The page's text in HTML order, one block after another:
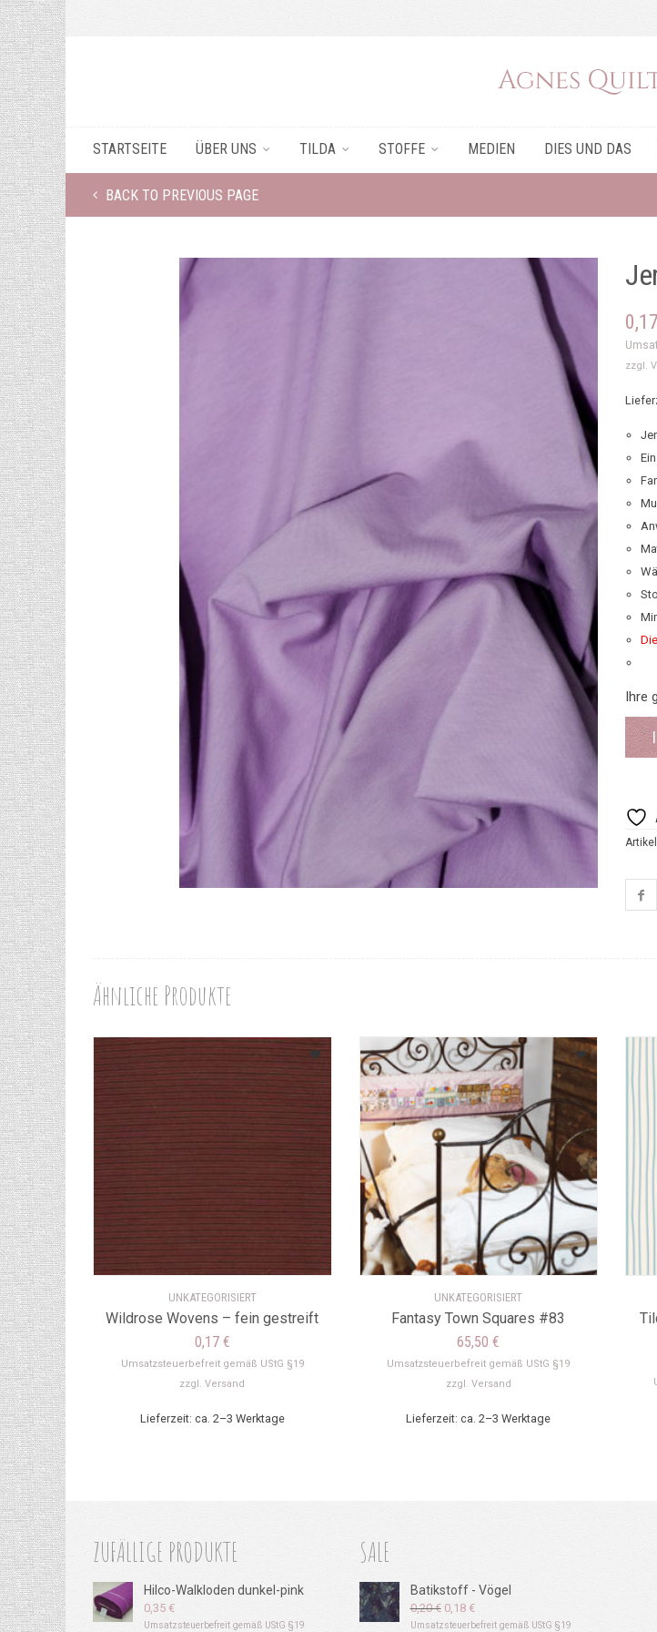
STARTSEITE ÜBER UNS TILDA STOFFE MEDIEN DIES UND DAS
BACK TO PREVIOUS PAGE
0,17
zzgl.
Ihre
Ähnliche Produkte
UNKATEGORISIERT
Wildrose Wovens – fein gestreift
0,17 €
Umsatzsteuerbefreit gemäß UStG §19
zzgl.Versand
Lieferzeit: ca. 2–3 Werktage
UNKATEGORISIERT
Fantasy Town Squares #83
65,50€
Umsatzsteuerbefreit gemäß UStG §19
zzgl. Versand
Lieferzeit: ca. 2–3 Werktage
ZUFÄLLIGE PRODUKTE
Hilco-Walkloden dunkel-pink
0,35 €
Umsatzsteuerbefreit gemäß UStG §19
SALE
Batikstoff - Vögel
0,20€ Ursprünglicher
Preis
0,18 €Aktueller
Preis
Umsatzsteuerbefreit gemäß UStG §19